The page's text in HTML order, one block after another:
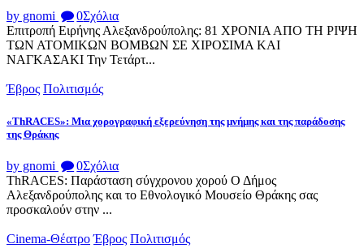
by gnomi 0Σχόλια
Επιτροπή Ειρήνης Αλεξανδρούπολης: 81 ΧΡΟΝΙΑ ΑΠΟ ΤΗ ΡΙΨΗ
ΤΩΝ ΑΤΟΜΙΚΩΝ ΒΟΜΒΩΝ ΣΕ ΧΙΡΟΣΙΜΑ ΚΑΙ
ΝΑΓΚΑΣΑΚΙ Την Τετάρτ...
Έβρος Πολιτισμός
«ThRACES»: Μια χορογραφική εξερεύνηση της μνήμης και της παράδοσης
της Θράκης
by gnomi 0Σχόλια
ThRACES: Παράσταση σύγχρονου χορού Ο Δήμος
Αλεξανδρούπολης και το Εθνολογικό Μουσείο Θράκης σας
προσκαλούν στην ...
Cinema-Θέατρο Έβρος Πολιτισμός